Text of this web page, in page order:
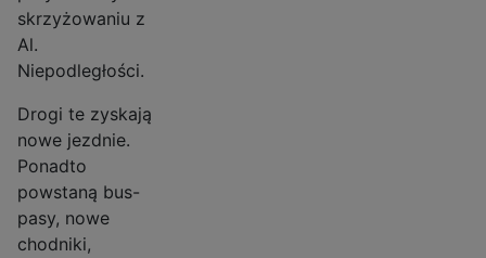
skrzyżowaniu z
Al.
Niepodległości.
Drogi te zyskają
nowe jezdnie.
Ponadto
powstaną bus-
pasy, nowe
chodniki,